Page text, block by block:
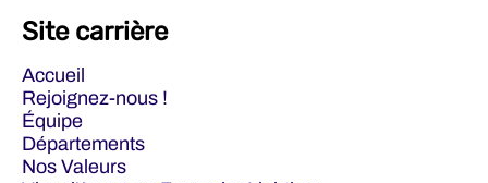
Site carrière
Accueil
Rejoignez-nous !
Équipe
Départements
Nos Valeurs